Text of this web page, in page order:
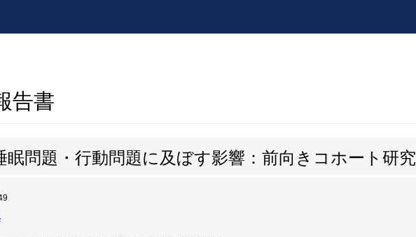
告書
眠問題・行動問題に及ぼす影響：前向きコホート研究